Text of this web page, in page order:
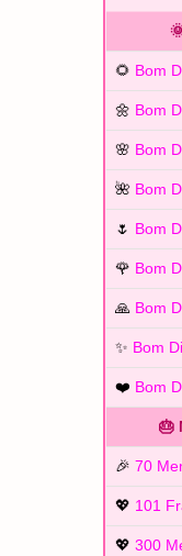
🌻 Bom
🌼 Bom
🌸 Bom
🌺 Bom
🌷 Bom
🌹 Bom
🙏 Bom
✨ Bom
❤️ Bom
🎂
🎉 70
💖 101
💖 300